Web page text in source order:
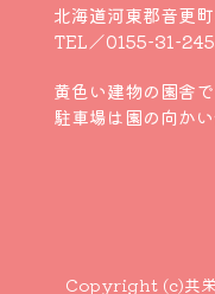
北海道河東郡音更
TEL／0155-31-
黄色い建物の園舎で
駐車場は園の向かい
Copyright (c)共